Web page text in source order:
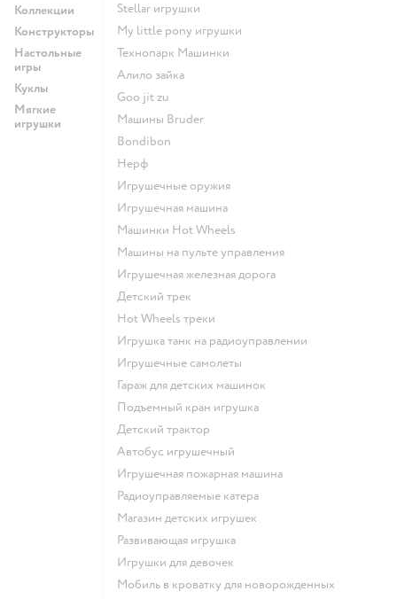
Коллекции
Конструкторы
Настольные
игры
Куклы
Мягкие
игрушки
Stellar игрушки
my little pony игрушки
Технопарк Машинки
Алило зайка
Goo jit zu
Машины Bruder
Bondibon
Нерф
Игрушечные оружия
Игрушечная машина
Машинки Hot Wheels
Машины на пульте управления
Игрушечная железная дорога
Детский трек
Hot Wheels треки
Игрушка танк на радиоуправлении
Игрушечные самолеты
Гараж для детских машинок
Подъемный кран игрушка
Детский трактор
Автобус игрушечный
Игрушечная пожарная машина
Радиоуправляемые катера
Магазин детских игрушек
Развивающая игрушка
Игрушки для девочек
Мобиль в кроватку для новорожденных